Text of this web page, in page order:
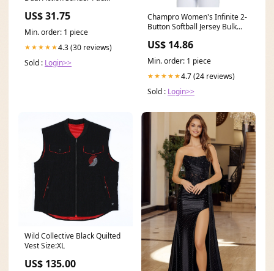
UNF +M8 Hose Reels &
Trolleys
US$ 31.75
Min. order: 1 piece
★★★★★4.3 (30 reviews)
Sold : Login>>
Champro Women's Infinite 2-
Button Softball Jersey Bulk
US$ 14.86
Min. order: 1 piece
★★★★★4.7 (24 reviews)
Sold : Login>>
Wild Collective Black Quilted
Vest Size:XL
US$ 135.00